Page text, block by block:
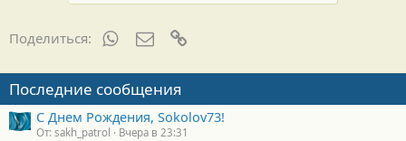
Поделиться: WhatsAppЭлектронная почта
Последние сообщения
С Днем Рождения, Sokolov73!
От: sakh_patrol Вчера в 23:31